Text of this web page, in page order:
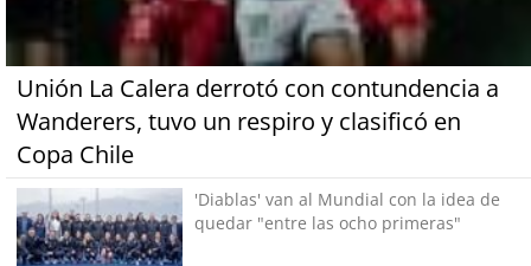
Unión La Calera derrotó con contundencia a
Wanderers, tuvo un respiro y clasificó en
Copa Chile
'Diablas' van al Mundial con la idea de
quedar "entre las ocho primeras"